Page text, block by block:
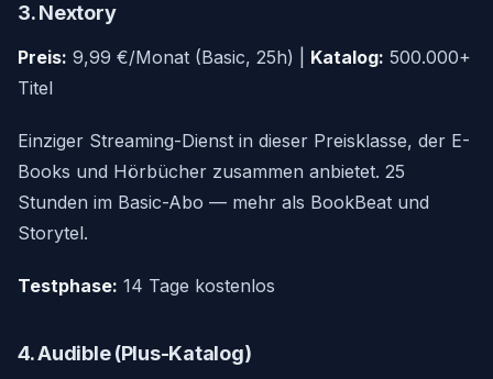
3. Nextory
Preis: 9,99 €/Monat (Basic, 25h) | Katalog: 500.000+
Titel
Einziger Streaming-Dienst in dieser Preisklasse, der E-
Books und Hörbücher zusammen anbietet. 25
Stunden im Basic-Abo — mehr als BookBeat und
Storytel.
Testphase: 14 Tage kostenlos
4. Audible (Plus-Katalog)